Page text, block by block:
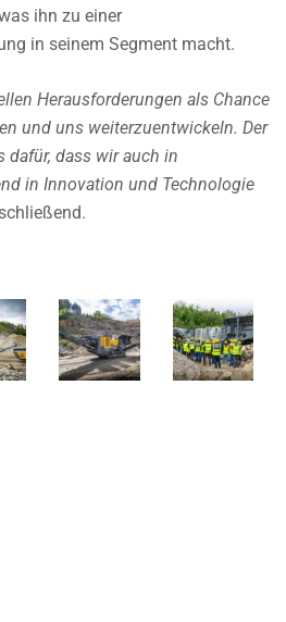
ihn zu einer
in seinem Segment macht.
Herausforderungen als Chance
und uns weiterzuentwickeln. Der
dafür, dass wir auch in
in Innovation und Technologie